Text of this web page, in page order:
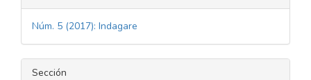
Núm. 5 (2017): Indagare
Sección